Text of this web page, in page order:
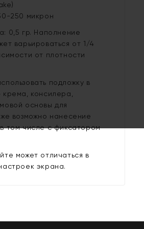
250 микрон
0,5 гр. Наполнение
варьироваться от 1/4
от плотности
подложку в
крема, консилера,
основы для
возможно нанесение
том числе с фиксатором
может отличаться в
экрана.